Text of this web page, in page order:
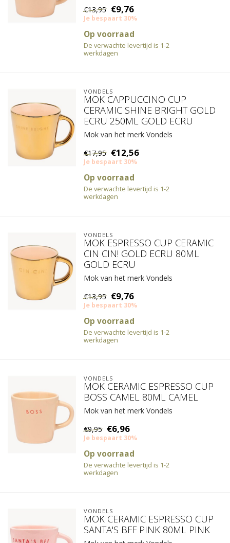
€13,95 €9,76
Je bespaart 30%
Op voorraad
De verwachte levertijd is 1-2
werkdagen
VONDELS
MOK CAPPUCCINO CUP
CERAMIC SHINE BRIGHT GOLD
ECRU 250ML GOLD ECRU
Mok van het merk Vondels
€17,95 €12,56
Je bespaart 30%
Op voorraad
De verwachte levertijd is 1-2
werkdagen
VONDELS
MOK ESPRESSO CUP CERAMIC
CIN CIN! GOLD ECRU 80ML
GOLD ECRU
Mok van het merk Vondels
€13,95 €9,76
Je bespaart 30%
Op voorraad
De verwachte levertijd is 1-2
werkdagen
VONDELS
MOK CERAMIC ESPRESSO CUP
BOSS CAMEL 80ML CAMEL
Mok van het merk Vondels
€9,95 €6,96
Je bespaart 30%
Op voorraad
De verwachte levertijd is 1-2
werkdagen
VONDELS
MOK CERAMIC ESPRESSO CUP
SANTA'S BFF PINK 80ML PINK